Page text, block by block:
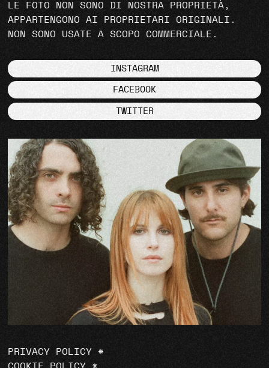
LE FOTO NON SONO DI NOSTRA PROPRIETÀ,
APPARTENGONO AI PROPRIETARI ORIGINALI.
NON SONO USATE A SCOPO COMMERCIALE.
INSTAGRAM
FACEBOOK
TWITTER
PRIVACY POLICY *